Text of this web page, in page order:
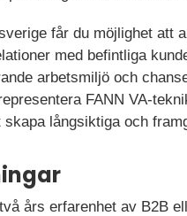
får du möjlighet att
med befintliga
arbetsmiljö och
FANN VA-
långsiktiga och
års erfarenhet av B2B